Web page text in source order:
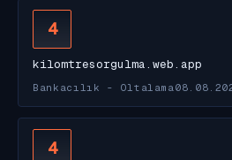
4
kilomtresorgulma.web.app
Bankacılık - Oltalama
4